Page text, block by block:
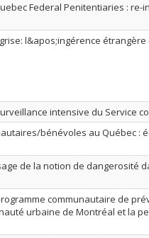
Federal Penitentiaries : re-
l&apos;ingérence
intensive du Service
bénévoles au Québec :
de la notion de dangerosité
communautaire de
urbaine de Montréal et la